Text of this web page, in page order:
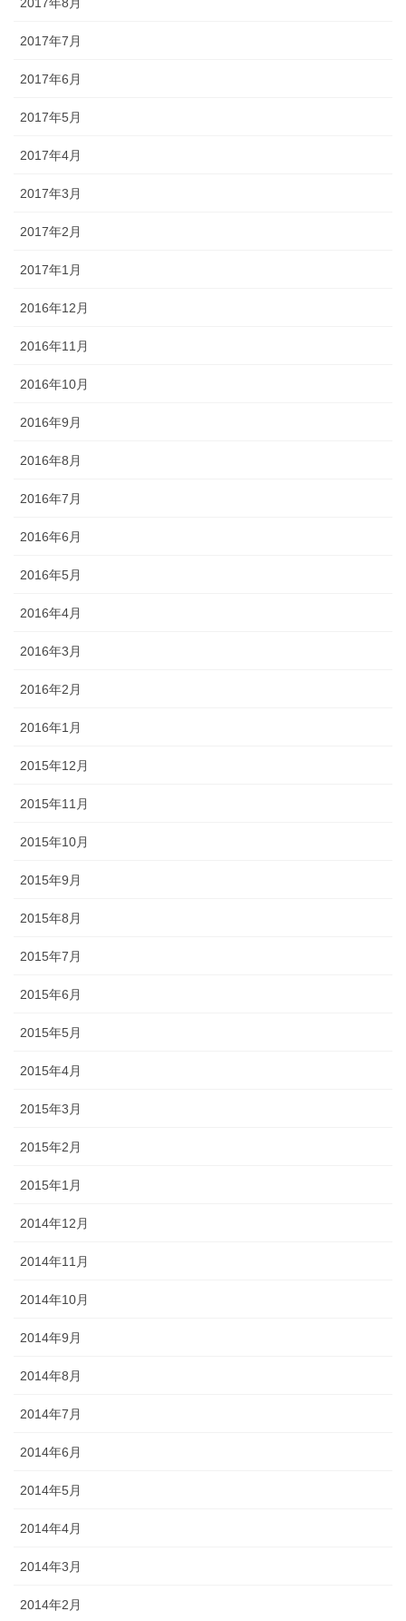
2017年8月
2017年7月
2017年6月
2017年5月
2017年4月
2017年3月
2017年2月
2017年1月
2016年12月
2016年11月
2016年10月
2016年9月
2016年8月
2016年7月
2016年6月
2016年5月
2016年4月
2016年3月
2016年2月
2016年1月
2015年12月
2015年11月
2015年10月
2015年9月
2015年8月
2015年7月
2015年6月
2015年5月
2015年4月
2015年3月
2015年2月
2015年1月
2014年12月
2014年11月
2014年10月
2014年9月
2014年8月
2014年7月
2014年6月
2014年5月
2014年4月
2014年3月
2014年2月